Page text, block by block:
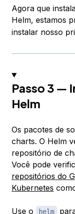
Agora que
Helm, estamos
instalar nosso
Passo 3 —
Helm
Os pacotes de
charts. O Helm
repositório de
Você pode
repositórios do
Kubernetes
Use o helm